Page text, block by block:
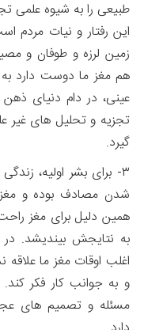
طبیعی را به شیوه علمی
این رفتار و نیات مردم
زمین لرزه و طوفان و
هم مغز ما دوست دارد به
عینی، در دام دنیای ذهن
تجزیه و تحلیل های غیر
گیرد.
۳- برای بشر اولیه،
شدن مصادف بوده و مغز
همین دلیل برای مغز
به نتایجش بیندیشد.
اغلب اوقات مغز ما علاقه
و به جوانب کار فکر
مسئله و تصمیم های